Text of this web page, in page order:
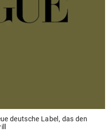
deutsche Label, das den